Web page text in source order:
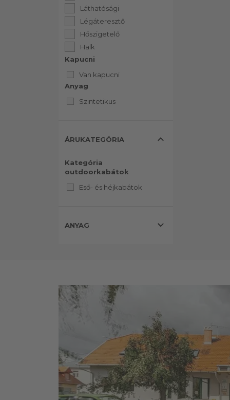
Láthatósági
Légáteresztő
Hőszigetelő
Halk
Kapucni
Van kapucni
Anyag
Szintetikus
ÁRUKATEGÓRIA expand_less
Kategória
outdoorkabátok
Eső- és héjkabátok
ANYAG expand_more